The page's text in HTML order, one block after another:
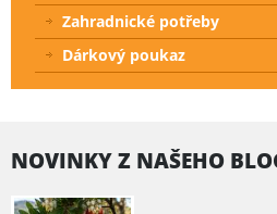
Zahradnické potřeby
Dárkový poukaz
NOVINKY Z NAŠEHO